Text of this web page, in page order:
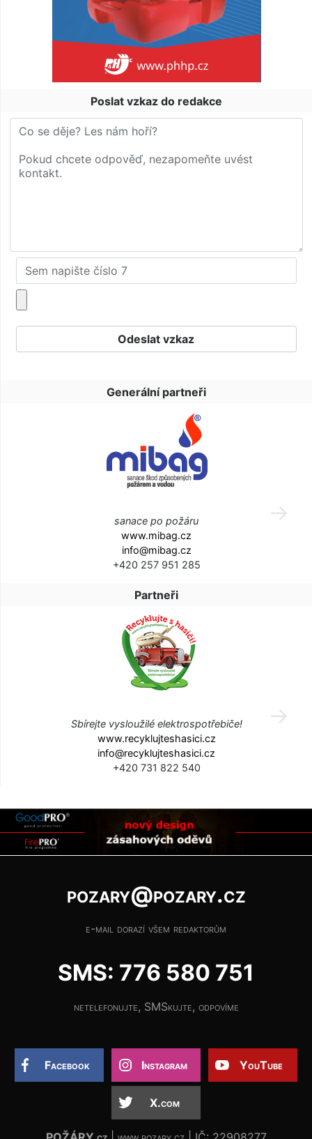
Poslat vzkaz do redakce
Generální partneři
sanace po požáru
www.mibag.cz
info@mibag.cz
+420 257 951 285
Partneři
Sbírejte vysloužilé elektrospotřebiče!
www.recyklujteshasici.cz
info@recyklujteshasici.cz
+420 731 822 540
pozary@pozary.cz
e-mail dorazí všem redaktorům
SMS: 776 580 751
netelefonujte, SMSkujte, odpovíme
Facebook Instagram YouTube
X.com